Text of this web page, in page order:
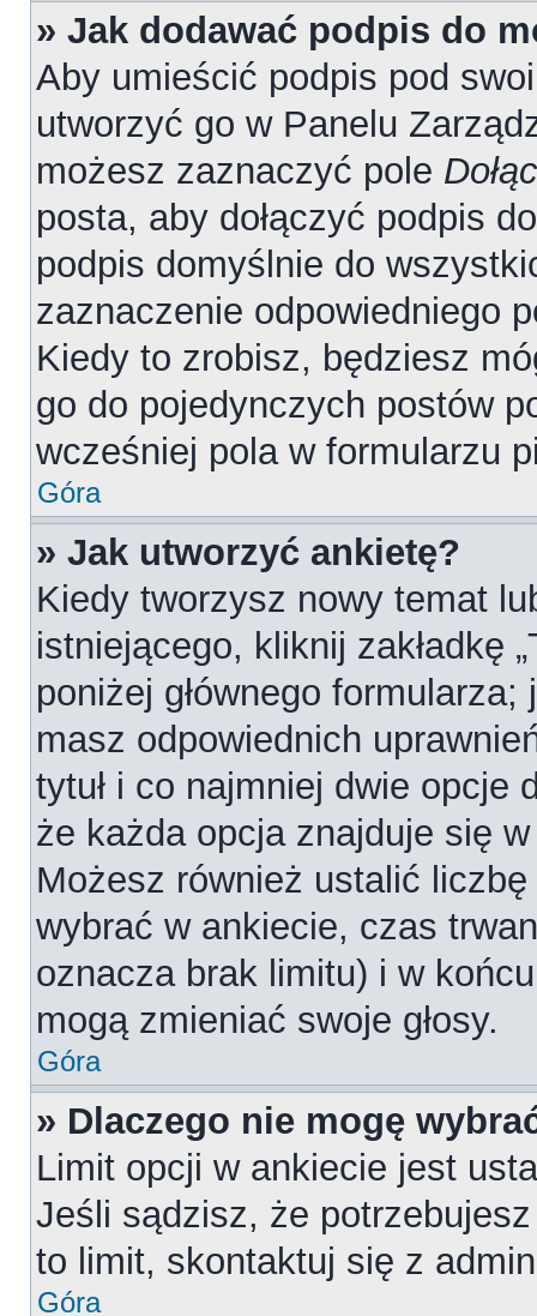
» Jak dodawać podpis do
Aby umieścić podpis pod
utworzyć go w Panelu
możesz zaznaczyć pole
posta, aby dołączyć podpis
podpis domyślnie do
zaznaczenie odpowiedniego
Kiedy to zrobisz, będziesz
go do pojedynczych postów
wcześniej pola w formularzu
Góra
» Jak utworzyć ankietę?
Kiedy tworzysz nowy temat
istniejącego, kliknij zakładkę
poniżej głównego
masz odpowiednich
tytuł i co najmniej dwie opcje
że każda opcja znajduje się
Możesz również ustalić
wybrać w ankiecie, czas
oznacza brak limitu) i w
mogą zmieniać swoje głosy.
Góra
» Dlaczego nie mogę
Limit opcji w ankiecie jest
Jeśli sądzisz, że
to limit, skontaktuj się z
Góra